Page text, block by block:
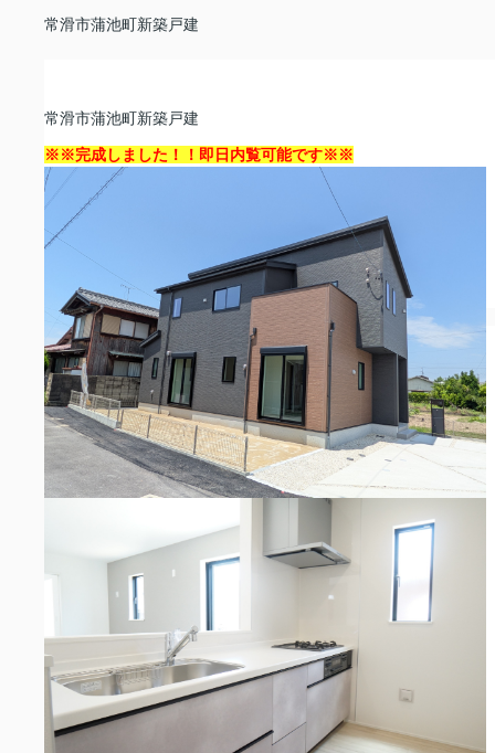
常滑市蒲池町新築戸建
常滑市蒲池町新築戸建
※※完成しました！！即日内覧可能です※※